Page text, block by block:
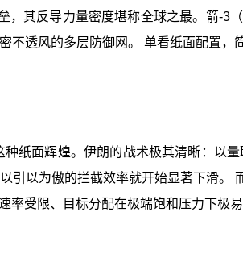
，其反导力量密度堪称全球之最。箭-3
不透风的多层防御网。 单看纸面配置
种纸面辉煌。伊朗的战术极其清晰：以
以为傲的拦截效率就开始显著下滑。
受限、目标分配在极端饱和压力下极易